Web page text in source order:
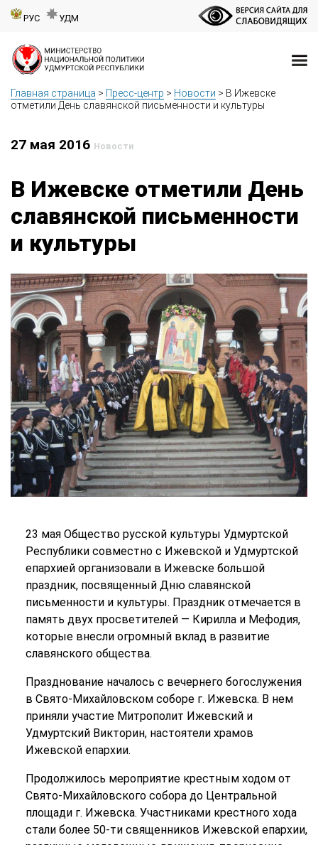
РУС УДМ
Главная страница > Пресс-центр > Новости > В Ижевске
отметили День славянской письменности и культуры
27 мая 2016 Новости
В Ижевске отметили День
славянской письменности
и культуры
23 мая Общество русской культуры Удмуртской
Республики совместно с Ижевской и Удмуртской
епархией организовали в Ижевске большой
праздник, посвященный Дню славянской
письменности и культуры. Праздник отмечается в
память двух просветителей — Кирилла и Мефодия,
которые внесли огромный вклад в развитие
славянского общества.
Празднование началось с вечернего богослужения
в Свято-Михайловском соборе г. Ижевска. В нем
приняли участие Митрополит Ижевский и
Удмуртский Викторин, настоятели храмов
Ижевской епархии.
Продолжилось мероприятие крестным ходом от
Свято-Михайловского собора до Центральной
площади г. Ижевска. Участниками крестного хода
стали более 50-ти священников Ижевской епархии,